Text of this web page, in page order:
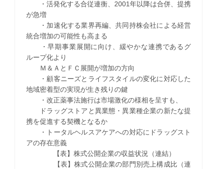
・活発化する合従連衡、2001年以降は合併、提携
が急増
・加速化する業界再編、共同持株会社による経営
統合増加の可能性も高まる
・早期事業展開に向け、緩やかな連携であるグ
ループ化より
Ｍ＆ＡとＦＣ展開が増加の方向
・顧客ニーズとライフスタイルの変化に対応した
地域密着型の実現が生き残りの鍵
・改正薬事法施行は市場激化の様相を呈すも、
ドラッグストアと異業態・異業種企業の新たな提
携を促進する契機となるか
・トータルヘルスアケアへの対応にドラッグスト
アの存在意義
【表】株式公開企業の収益状況（連結）
【表】株式公開企業の部門別売上構成比（連